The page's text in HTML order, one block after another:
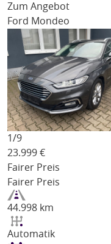
Zum Angebot
Ford Mondeo
1/9
23.999 €
Fairer Preis
Fairer Preis
44.998 km
Automatik